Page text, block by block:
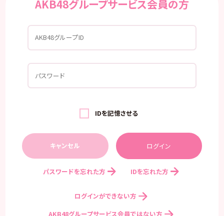
AKB48グループサービス会員の方
IDを記憶させる
キャンセル
パスワードを忘れた方 IDを忘れた方
ログインができない方
AKB48グループサービス会員ではない方